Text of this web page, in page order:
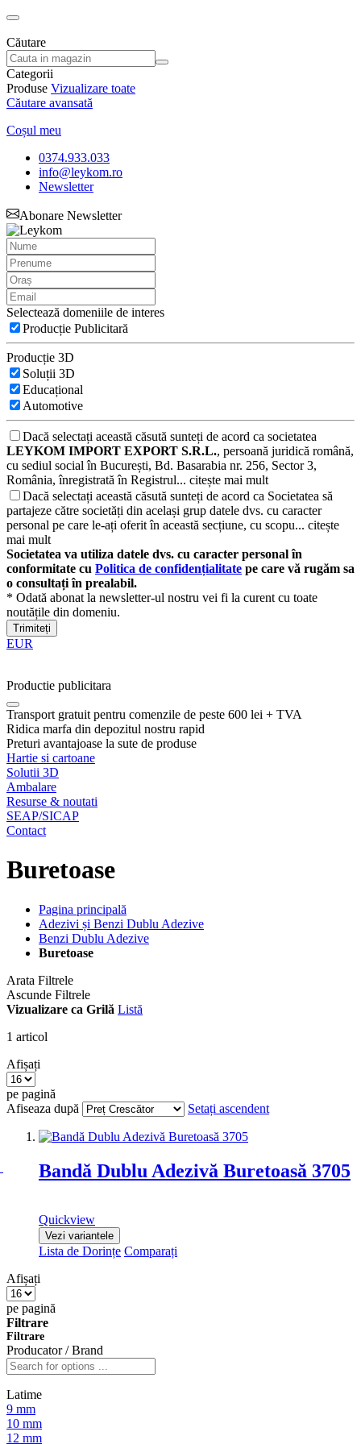
Căutare
Categorii
Produse Vizualizare toate
Căutare avansată
Coșul meu
0374.933.033
info@leykom.ro
Newsletter
Abonare Newsletter
Selectează domeniile de interes
Producție Publicitară
Producție 3D
Soluții 3D
Educațional
Automotive
Dacă selectați această căsută sunteți de acord ca societatea
LEYKOM IMPORT EXPORT S.R.L., persoană juridică română,
cu sediul social în București, Bd. Basarabia nr. 256, Sector 3,
România, înregistrată în Registrul... citește mai mult
Dacă selectați această căsută sunteți de acord ca Societatea să
partajeze către societăți din același grup datele dvs. cu caracter
personal pe care le-ați oferit în această secțiune, cu scopu... citește
mai mult
Societatea va utiliza datele dvs. cu caracter personal în
conformitate cu Politica de confidențialitate pe care vă rugăm sa
o consultați în prealabil.
* Odată abonat la newsletter-ul nostru vei fi la curent cu toate
noutățile din domeniu.
Trimiteți
EUR
Productie publicitara
Transport gratuit pentru comenzile de peste 600 lei + TVA
Ridica marfa din depozitul nostru rapid
Preturi avantajoase la sute de produse
Hartie si cartoane
Solutii 3D
Ambalare
Resurse & noutati
SEAP/SICAP
Contact
Buretoase
Pagina principală
Adezivi și Benzi Dublu Adezive
Benzi Dublu Adezive
Buretoase
Arata Filtrele
Ascunde Filtrele
Vizualizare ca Grilă Listă
1 articol
Afișați
pe pagină
Afiseaza după
Setați ascendent
Bandă Dublu Adezivă Buretoasă 3705
Quickview
Vezi variantele
Lista de Dorințe Comparați
Afișați
pe pagină
Filtrare
Filtrare
Producator / Brand
Latime
9 mm
10 mm
12 mm